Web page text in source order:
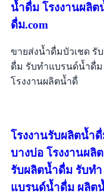
น้ำดื่ม โรงงานผลิต
ดื่ม.com
ขายส่งน้ำดื่มบัวเชด รั
ดื่ม รับทำแบรนด์น้ำดื่ม
โรงงานผลิตน้ำดื่
โรงงานรับผลิตน้ำ
บางบ่อ โรงงานผลิ
รับผลิตน้ำดื่ม รับทำ
แบรนด์น้ำดื่ม ผลิต